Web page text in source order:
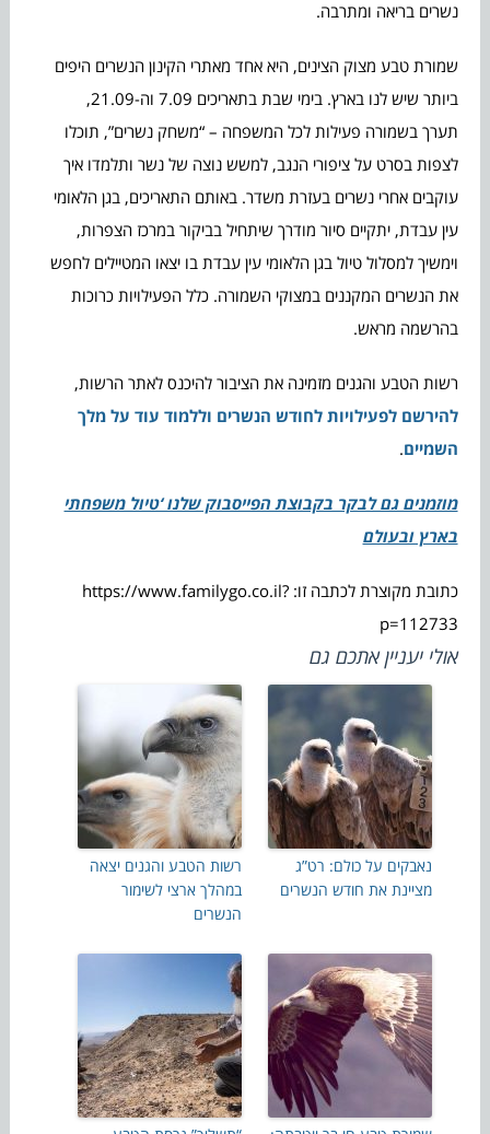
נשרים בריאה ומתרבה.
שמורת טבע מצוק הצינים, היא אחד מאתרי הקינון הנשרים היפים
ביותר שיש לנו בארץ. בימי שבת בתאריכים 7.09 וה-21.09,
תערך בשמורה פעילות לכל המשפחה – “משחק נשרים”, תוכלו
לצפות בסרט על ציפורי הנגב, למשש נוצה של נשר ותלמדו איך
עוקבים אחרי נשרים בעזרת משדר. באותם התאריכים, בגן הלאומי
עין עבדת, יתקיים סיור מודרך שיתחיל בביקור במרכז הצפרות,
וימשיך למסלול טיול בגן הלאומי עין עבדת בו יצאו המטיילים לחפש
את הנשרים המקננים במצוקי השמורה. כלל הפעילויות כרוכות
בהרשמה מראש.
רשות הטבע והגנים מזמינה את הציבור להיכנס לאתר הרשות,
להירשם לפעילויות לחודש הנשרים וללמוד עוד על מלך
השמיים.
מוזמנים גם לבקר בקבוצת הפייסבוק שלנו ‘טיול משפחתי
בארץ ובעולם
כתובת מקוצרת לכתבה זו: https://www.familygo.co.il?
p=112733
אולי יעניין אתכם גם
נאבקים על כולם: רט”ג
מציינת את חודש הנשרים
רשות הטבע והגנים יצאה
במהלך ארצי לשימור
הנשרים